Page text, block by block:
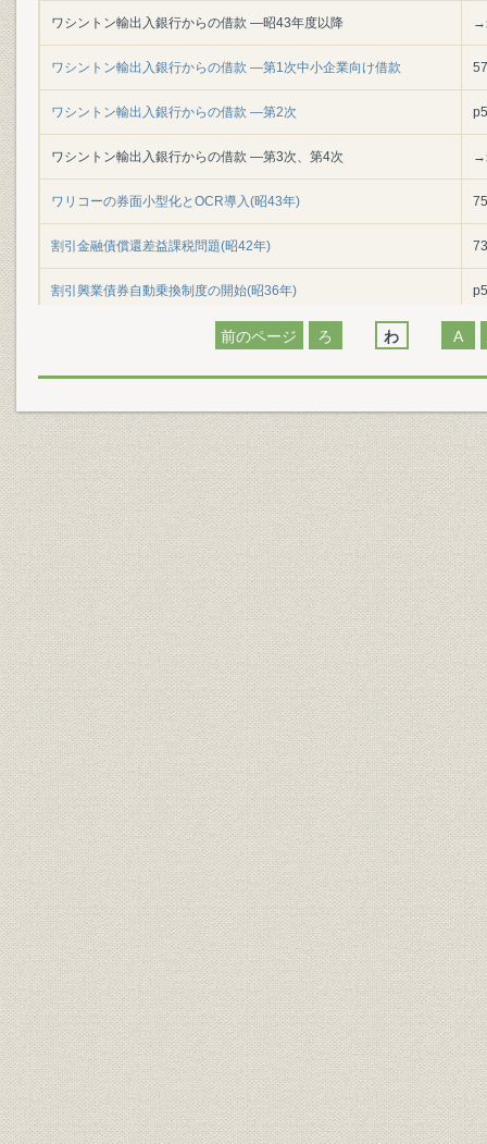
ワシントン輸出入銀行からの借款 ―昭43年度以降 →
ワシントン輸出入銀行からの借款 ―第1次中小企業向け借款
ワシントン輸出入銀行からの借款 ―第2次
ワシントン輸出入銀行からの借款 ―第3次、第4次 →
ワリコーの券面小型化とOCR導入(昭43年)
割引金融債償還差益課税問題(昭42年)
割引興業債券自動乗換制度の開始(昭36年)
割引興業債券の取扱証券会社 ―新5社による販売(昭32年)
割引興業債券の取扱証券会社 ―新5社、投信5社(昭33、34年)
割引興業債券の取扱証券会社 ―運用5社(昭36年)
前のページ ろ わ A